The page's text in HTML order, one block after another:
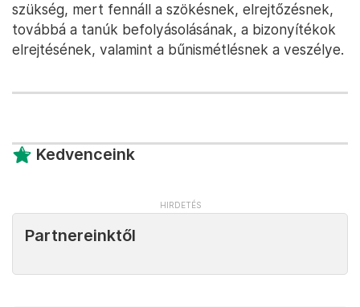
szükség, mert fennáll a szökésnek, elrejtőzésnek,
továbbá a tanúk befolyásolásának, a bizonyítékok
elrejtésének, valamint a bűnismétlésnek a veszélye.
Kedvenceink
Partnereinktől